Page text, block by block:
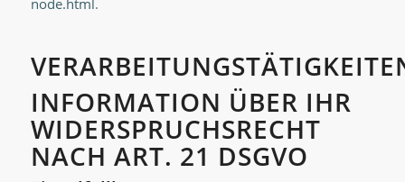
INFORMATION ÜBER IHR
WIDERSPRUCHSRECHT
NACH ART. 21 DSGVO